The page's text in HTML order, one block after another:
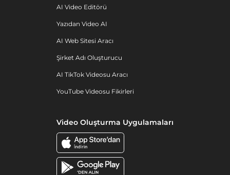
AI Video Editörü
Yazıdan Video AI
AI Web Sitesi Aracı
Şirket Adı Oluşturucu
AI TikTok Videosu Aracı
YouTube Videosu Fikirleri
Video Oluşturma Uygulamaları